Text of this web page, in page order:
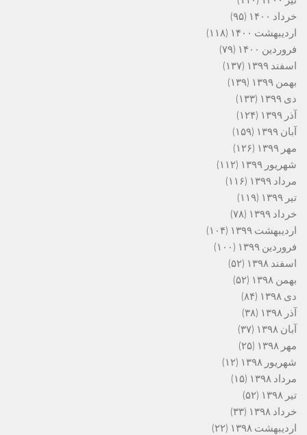
خرداد ۱۴۰۰
(۹۵)
اردیبهشت ۱۴۰۰
(۱۱۸)
فروردین ۱۴۰۰
(۷۹)
اسفند ۱۳۹۹
(۱۳۷)
بهمن ۱۳۹۹
(۱۳۹)
دی ۱۳۹۹
(۱۳۳)
آذر ۱۳۹۹
(۱۲۴)
آبان ۱۳۹۹
(۱۵۹)
مهر ۱۳۹۹
(۱۲۶)
شهریور ۱۳۹۹
(۱۱۲)
مرداد ۱۳۹۹
(۱۱۶)
تیر ۱۳۹۹
(۱۱۹)
خرداد ۱۳۹۹
(۷۸)
اردیبهشت ۱۳۹۹
(۱۰۴)
فروردین ۱۳۹۹
(۱۰۰)
اسفند ۱۳۹۸
(۵۲)
بهمن ۱۳۹۸
(۵۲)
دی ۱۳۹۸
(۸۴)
آذر ۱۳۹۸
(۳۸)
آبان ۱۳۹۸
(۳۷)
مهر ۱۳۹۸
(۲۵)
شهریور ۱۳۹۸
(۱۲)
مرداد ۱۳۹۸
(۱۵)
تیر ۱۳۹۸
(۵۲)
خرداد ۱۳۹۸
(۳۳)
اردیبهشت ۱۳۹۸
(۲۲)